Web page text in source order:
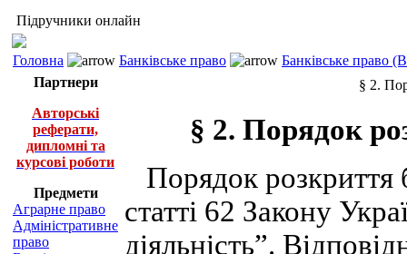
Підручники онлайн
Головна Банківське право
Банківське право
Партнери
Авторські
реферати,
дипломні та
курсові роботи
Предмети
Аграрне право
Адміністративне
право
§ 2.
§ 2. Порядок
Порядок розкриття
статті 62 Закону
діяльність”.